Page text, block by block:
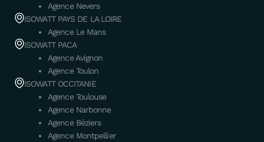
Agence Nevers
ISOWATT PAYS DE LA LOIRE
Agence Le Mans
ISOWATT PACA
Agence Avignon
Agence Toulon
ISOWATT OCCITANIE
Agence Toulouse
Agence Narbonne
Agence Béziers
Agence Montpellier